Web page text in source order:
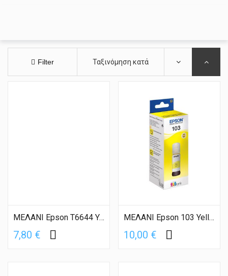
Filter Ταξινόμηση κατά
ΜΕΛΑΝΙ Epson T6644 Yellow
7,80 €
ΜΕΛΑΝΙ Epson 103 Yellow
10,00 €